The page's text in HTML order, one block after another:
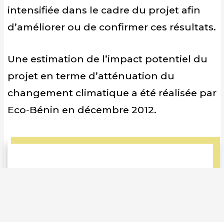
intensifiée dans le cadre du projet afin
d’améliorer ou de confirmer ces résultats.
Une estimation de l’impact potentiel du
projet en terme d’atténuation du
changement climatique a été réalisée par
Eco-Bénin en décembre 2012.